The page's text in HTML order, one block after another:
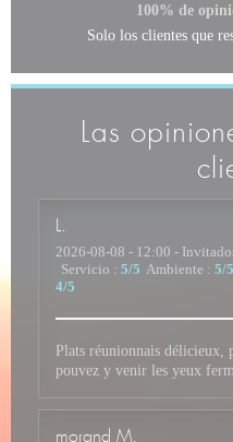
Las
L
2026-08-08 - 12:00 -
Servicio : 5/5 Ambiente : 5/5
4/5
Plats réunionnais délicieux,
pouvez y venir les yeux
morand M
100% de
Solo los clientes que